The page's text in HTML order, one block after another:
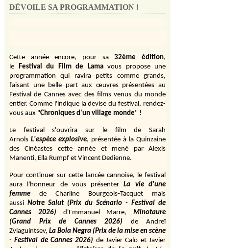
DÉVOILE SA PROGRAMMATION !
Cette année encore, pour sa 32ème édition,
le Festival du Film de Lama vous propose une
programmation qui ravira petits comme grands,
faisant une belle part aux œuvres présentées au
Festival de Cannes avec des films venus du monde
entier. Comme l'indique la devise du festival, rendez-
vous aux "Chroniques d'un village monde" !
Le festival s'ouvrira sur le film de Sarah
Arnols L'espèce explosive, présentée à la Quinzaine
des Cinéastes cette année et mené par Alexis
Manenti, Ella Rumpf et Vincent Dedienne.
Pour continuer sur cette lancée cannoise, le festival
aura l'honneur de vous présenter
La vie d'une
femme
de Charline Bourgeois-Tacquet
mais
aussi Notre Salut (Prix du Scénario - Festival de
Cannes 2026)
d'Emmanuel Marre,
Minotaure
(Grand Prix de Cannes 2026)
de Andreï
Zviaguintsev, La Bola Negra (Prix de la mise en scène
- Festival de Cannes 2026) de Javier Calo et Javier